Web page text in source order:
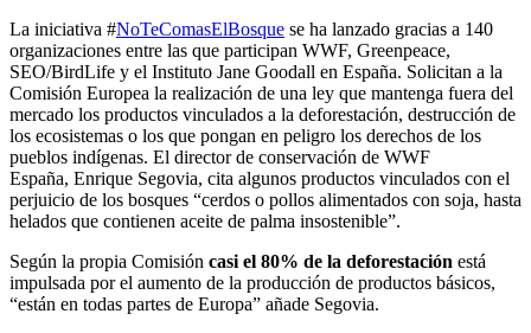
La iniciativa #NoTeComasElBosque se ha lanzado gracias a 140
organizaciones entre las que participan WWF, Greenpeace,
SEO/BirdLife y el Instituto Jane Goodall en España. Solicitan a la
Comisión Europea la realización de una ley que mantenga fuera del
mercado los productos vinculados a la deforestación, destrucción de
los ecosistemas o los que pongan en peligro los derechos de los
pueblos indígenas. El director de conservación de WWF
España, Enrique Segovia, cita algunos productos vinculados con el
perjuicio de los bosques “cerdos o pollos alimentados con soja, hasta
helados que contienen aceite de palma insostenible”.
Según la propia Comisión casi el 80% de la deforestación está
impulsada por el aumento de la producción de productos básicos,
“están en todas partes de Europa” añade Segovia.